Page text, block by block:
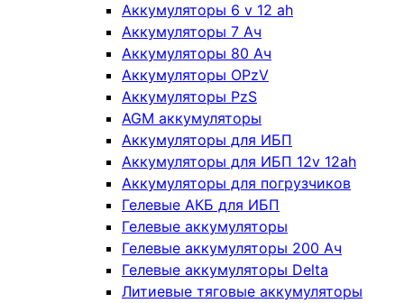
Аккумуляторы 6 v 12 ah
Аккумуляторы 7 Ач
Аккумуляторы 80 Ач
Аккумуляторы OPzV
Аккумуляторы PzS
AGM аккумуляторы
Аккумуляторы для ИБП
Аккумуляторы для ИБП 12v 12ah
Аккумуляторы для погрузчиков
Гелевые АКБ для ИБП
Гелевые аккумуляторы
Гелевые аккумуляторы 200 Ач
Гелевые аккумуляторы Delta
Литиевые тяговые аккумуляторы